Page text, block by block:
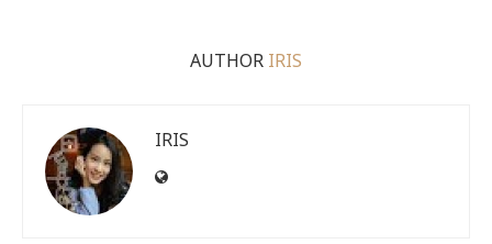
AUTHOR IRIS
IRIS